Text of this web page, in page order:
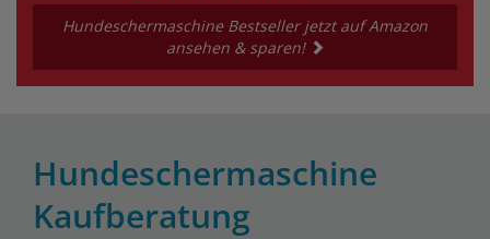
Hundeschermaschine Bestseller jetzt auf Amazon
ansehen & sparen!
Hundeschermaschine
Kaufberatung